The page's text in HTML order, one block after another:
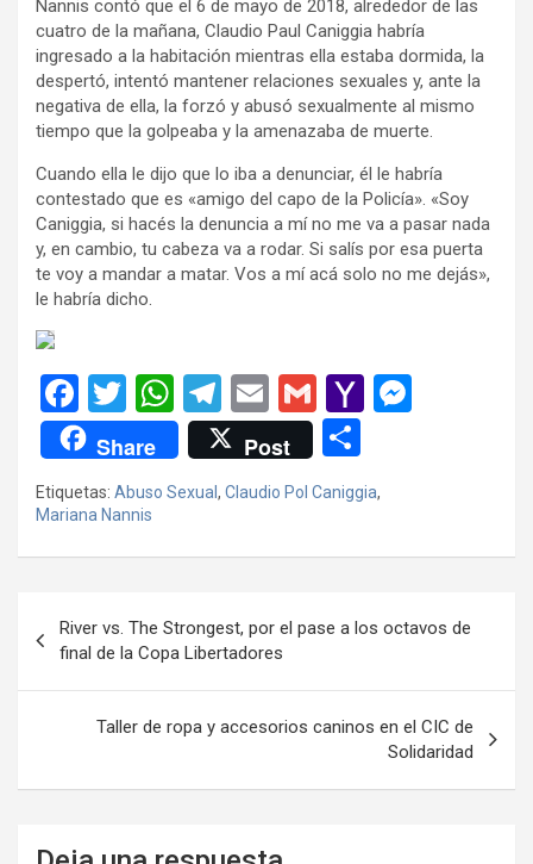
Nannis contó que el 6 de mayo de 2018, alrededor de las
cuatro de la mañana, Claudio Paul Caniggia habría
ingresado a la habitación mientras ella estaba dormida, la
despertó, intentó mantener relaciones sexuales y, ante la
negativa de ella, la forzó y abusó sexualmente al mismo
tiempo que la golpeaba y la amenazaba de muerte.
Cuando ella le dijo que lo iba a denunciar, él le habría
contestado que es «amigo del capo de la Policía». «Soy
Caniggia, si hacés la denuncia a mí no me va a pasar nada
y, en cambio, tu cabeza va a rodar. Si salís por esa puerta
te voy a mandar a matar. Vos a mí acá solo no me dejás»,
le habría dicho.
F
a
ce
b
o
k
T
wi
tt
er
W
h
at
s
A
p
T
el
e
gr
a
E
m
ail
G
m
ail
Y
o
o
ail
g
Share Post
o
m
p
tir
Etiquetas: Abuso Sexual , Claudio Pol Caniggia,
Mariana Nannis
de
entradas
River vs. The Strongest, por el pase a los octavos de
final de la Copa Libertadores
Taller de ropa y accesorios caninos en el CIC de
Solidaridad